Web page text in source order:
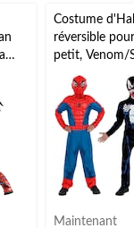
Costume
réversible
petit, Venom/
Man, 3T-4T
Maintenant